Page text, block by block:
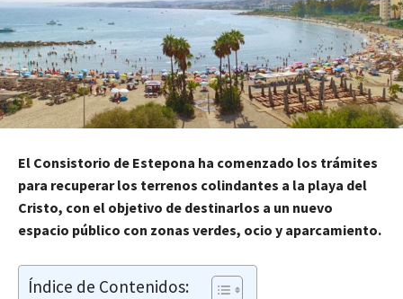
El Consistorio de Estepona ha comenzado los trámites
para recuperar los terrenos colindantes a la playa del
Cristo, con el objetivo de destinarlos a un nuevo
espacio público con zonas verdes, ocio y aparcamiento.
Índice de Contenidos: